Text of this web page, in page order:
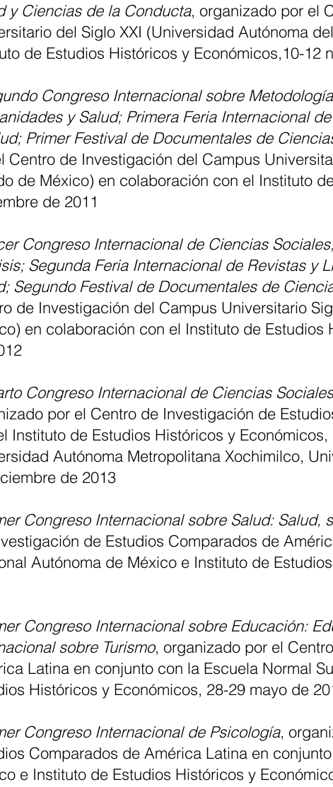
y Ciencias de la Conducta, organizado por el
del Siglo XXI (Universidad Autónoma
de Estudios Históricos y Económicos,10-12
Congreso Internacional sobre
y Salud; Primera Feria Internacional
Primer Festival de Documentales de
Centro de Investigación del Campus
de México) en colaboración con el Instituto
de 2011
Congreso Internacional de Ciencias
Segunda Feria Internacional de Revistas y
Segundo Festival de Documentales de
de Investigación del Campus Universitario
en colaboración con el Instituto de
Congreso Internacional de Ciencias
por el Centro de Investigación de
Instituto de Estudios Históricos y
Autónoma Metropolitana Xochimilco,
de 2013
Congreso Internacional sobre Salud: Salud,
de Estudios Comparados de
Autónoma de México e Instituto de
Congreso Internacional sobre Educación:
sobre Turismo, organizado por el
Latina en conjunto con la Escuela Normal
Históricos y Económicos, 28-29 mayo de
Congreso Internacional de Psicología,
Comparados de América Latina en
e Instituto de Estudios Históricos y